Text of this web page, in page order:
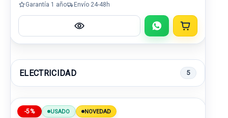
Garantía 1 año Envío 24-48h
ELECTRICIDAD 5
-5% USADO NOVEDAD